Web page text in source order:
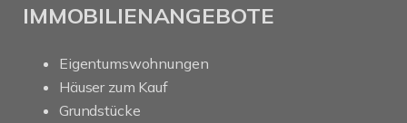
IMMOBILIENANGEBOTE
Eigentumswohnungen
Häuser zum Kauf
Grundstücke